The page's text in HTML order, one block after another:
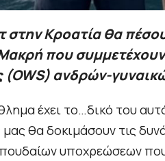
στην Κροατία θα
που
ανδρών-
έχει το…δικό του
θα δοκιμάσουν τις
υποχρεώσεων